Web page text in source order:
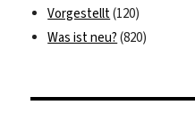
Vorgestellt(120)
Was ist neu? (820)